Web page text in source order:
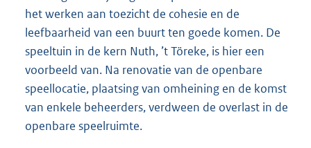
het werken aan toezicht de cohesie en de
leefbaarheid van een buurt ten goede komen. De
speeltuin in de kern Nuth, ’t Töreke, is hier een
voorbeeld van. Na renovatie van de openbare
speellocatie, plaatsing van omheining en de komst
van enkele beheerders, verdween de overlast in de
openbare speelruimte.